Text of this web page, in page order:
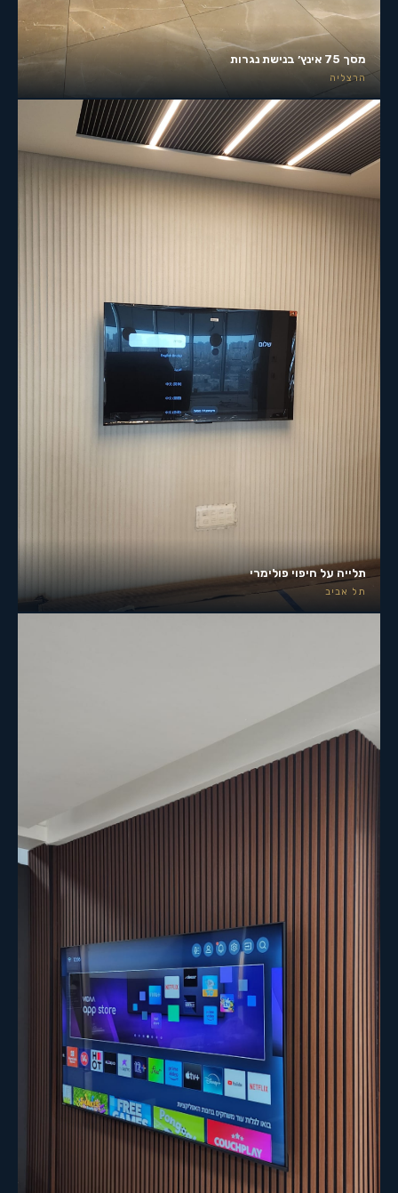
מסך 75 אינץ׳ בנישת נגרות
הרצליה
תלייה על חיפוי פולימרי
תל אביב